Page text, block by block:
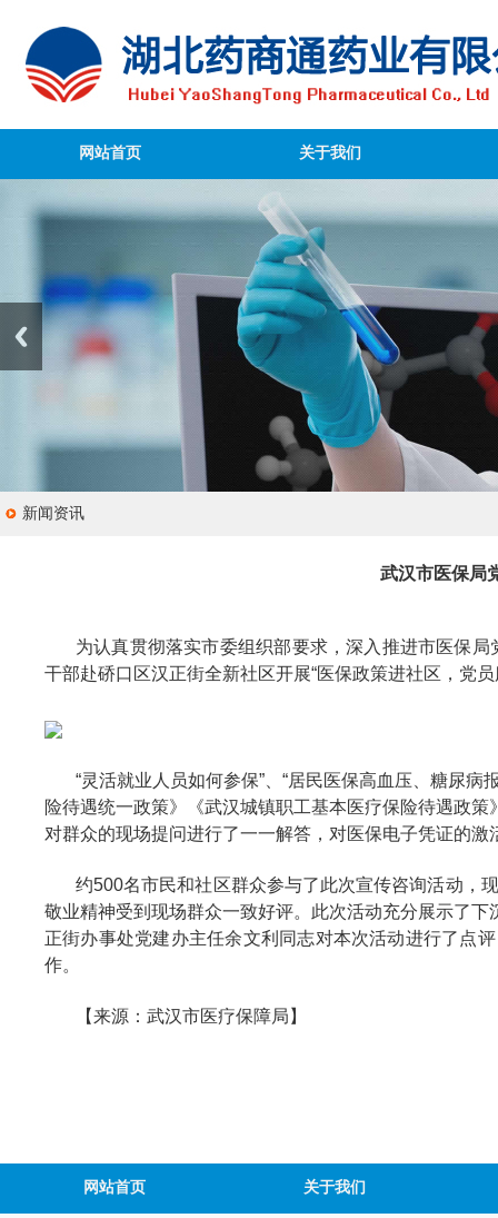
网站首页 关于我们
新闻资讯
武汉市医保局
为认真贯彻落实市委组织部要求，深入推进市医保
干部赴硚口区汉正街全新社区开展“医保政策进社区，党
“灵活就业人员如何参保”、“居民医保高血压、糖尿
险待遇统一政策》《武汉城镇职工基本医疗保险待遇政
对群众的现场提问进行了一一解答，对医保电子凭证的激
约500名市民和社区群众参与了此次宣传咨询活动，
敬业精神受到现场群众一致好评。此次活动充分展示了
正街办事处党建办主任余文利同志对本次活动进行了点
作。
【来源：武汉市医疗保障局】
网站首页 关于我们